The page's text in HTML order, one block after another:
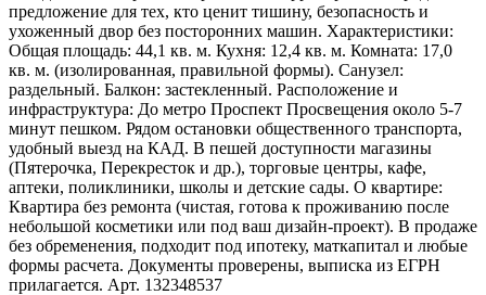
предложение для тех, кто ценит тишину, безопасность и
ухоженный двор без посторонних машин. Характеристики:
Общая площадь: 44,1 кв. м. Кухня: 12,4 кв. м. Комната: 17,0
кв. м. (изолированная, правильной формы). Санузел:
раздельный. Балкон: застекленный. Расположение и
инфраструктура: До метро Проспект Просвещения около 5-7
минут пешком. Рядом остановки общественного транспорта,
удобный выезд на КАД. В пешей доступности магазины
(Пятерочка, Перекресток и др.), торговые центры, кафе,
аптеки, поликлиники, школы и детские сады. О квартире:
Квартира без ремонта (чистая, готова к проживанию после
небольшой косметики или под ваш дизайн-проект). В продаже
без обременения, подходит под ипотеку, маткапитал и любые
формы расчета. Документы проверены, выписка из ЕГРН
прилагается. Арт. 132348537